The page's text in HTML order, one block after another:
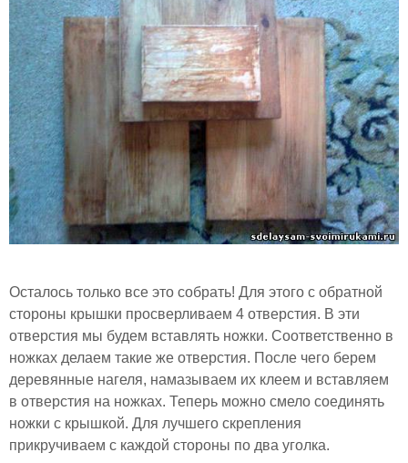
Осталось только все это собрать! Для этого с обратной
стороны крышки просверливаем 4 отверстия. В эти
отверстия мы будем вставлять ножки. Соответственно в
ножках делаем такие же отверстия. После чего берем
деревянные нагеля, намазываем их клеем и вставляем
в отверстия на ножках. Теперь можно смело соединять
ножки с крышкой. Для лучшего скрепления
прикручиваем с каждой стороны по два уголка.